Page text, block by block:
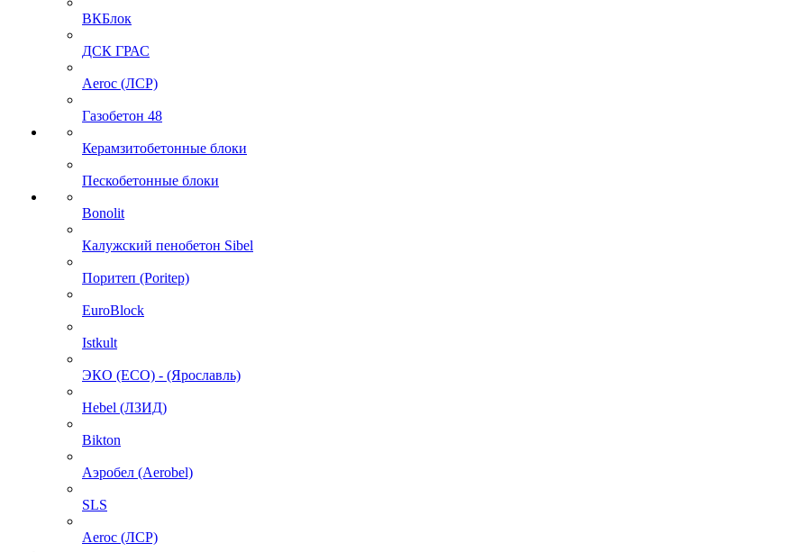
ВКБлок
ДСК ГРАС
Aeroc (ЛСР)
Газобетон 48
Керамзитобетонные блоки
Пескобетонные блоки
Bonolit
Калужский пенобетон Sibel
Поритеп (Poritep)
EuroBlock
Istkult
ЭКО (ECO) - (Ярославль)
Hebel (ЛЗИД)
Bikton
Аэробел (Aerobel)
SLS
Aeroc (ЛСР)